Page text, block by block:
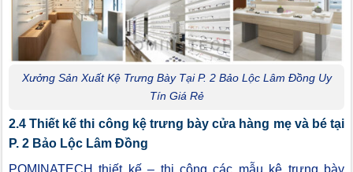
Xưởng Sản Xuất Kệ Trưng Bày Tại P. 2 Bảo Lộc Lâm Đồng Uy
Tín Giá Rẻ
2.4 Thiết kế thi công kệ trưng bày cửa hàng mẹ và bé tại
P. 2 Bảo Lộc Lâm Đồng
POMINATECH thiết kế – thi công các mẫu kệ trưng bày